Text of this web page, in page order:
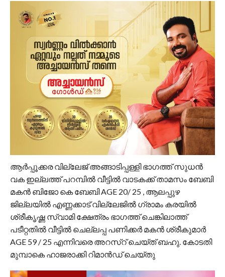
ആർപ്പൂക്കര വില്ലേജ് അങ്ങാടിപ്പള്ളി ഭാഗത്ത് സുധൻ
വക ഇല്ലത്ത് പറമ്പിൽ വീട്ടിൽ വാടകക്ക് താമസം ബേബി
മകൻ ബിജോ കെ ബേബി AGE 20/ 25 , ആലപ്പുഴ
ജില്ലയിൽ എണ്ണക്കാട് വില്ലേജിൽ ഗ്രാമം കരയിൽ
ശ്രീകൃഷ്ണ സ്വാമി ക്ഷേത്രം ഭാഗത്ത് ചെങ്കിലാത്ത്
പടീറ്റതിൽ വീട്ടിൽ ചെല്ലപ്പ പണിക്കർ മകൻ ശ്രീകുമാർ
AGE 59 / 25 എന്നിവരെ അറസ്റ് ചെയ്ത് ബഹു. കോടതി
മുമ്പാകെ ഹാജരാക്കി റിമാൻഡ് ചെയ്തു